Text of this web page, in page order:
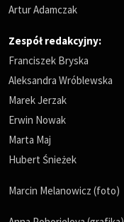
Artur Adamczak
Zespół redakcyjny:
Franciszek Bryska
Aleksandra Wróblewska
Marek Jerzak
Erwin Nowak
Marta Maj
Hubert Śnieżek
Marcin Melanowicz (foto)